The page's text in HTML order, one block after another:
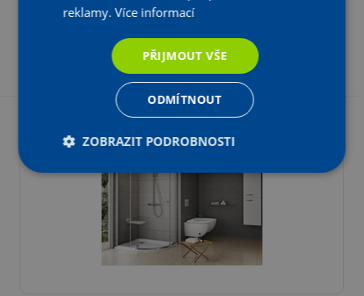
Vložit do košíku
Z katalogové ceny
reklamy.Více informací
PŘIJMOUT VŠE
ODMÍTNOUT
ZOBRAZIT PODROBNOSTI